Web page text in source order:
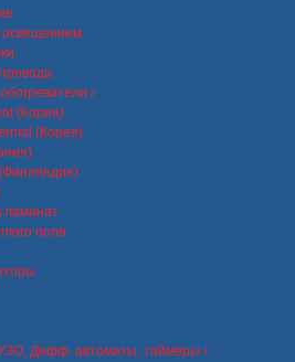
освещением
(Корея)
(Корея)
ламинат
пола
Дифф. автоматы, таймеры